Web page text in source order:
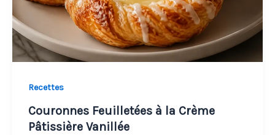
Recettes
Couronnes Feuilletées à la Crème
Pâtissière Vanillée